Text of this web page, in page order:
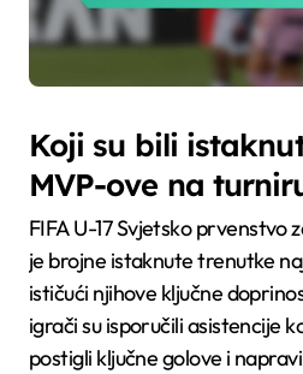
Koji su bili
MVP-ove na
FIFA U-17 Svjetsko prvenstvo
je brojne istaknute trenutke
ističući njihove ključne
igrači su isporučili asistencije
postigli ključne golove i